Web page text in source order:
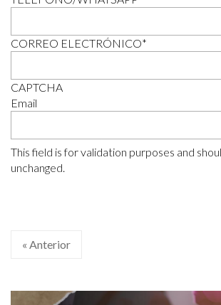
CORREO ELECTRÓNICO*
CAPTCHA
Email
This field is for validation purposes and
unchanged.
« Anterior